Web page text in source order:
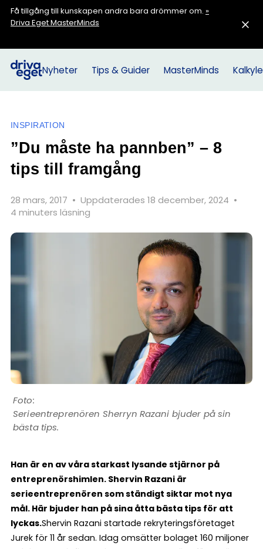
Få tillgång till kunskapen andra bara drömmer om. »
Driva Eget MasterMinds
Nyheter Tips & Guider MasterMinds
INSPIRATION
”Du måste ha pannben” – 8
tips till framgång
28 mars, 2017 • Uppdaterades 18 december, 2024 •
4 minuters läsning
Serieentreprenören Sherryn Razani bjuder på sin
bästa tips.
Han är en av våra starkast lysande stjärnor på
entreprenörshimlen. Shervin Razani är
serieentreprenören som ständigt siktar mot nya
mål. Här bjuder han på sina åtta bästa tips för att
lyckas.Shervin Razani startade rekryteringsföretaget
Jurek för 11 år sedan. Idag omsätter bolaget 160 miljoner